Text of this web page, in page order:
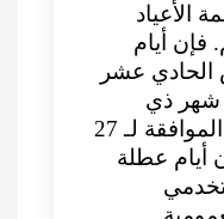
الأعياد
فإن أيام
الحادي عشر
شهر ذي
الحجة عام 1447 هجري. الموافقة لـ 27
2026. تكون أيام عطلة